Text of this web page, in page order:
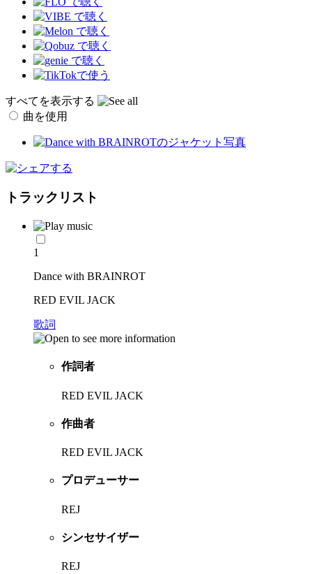
すべてを表示する
曲を使用
トラックリスト
1
Dance with BRAINROT
RED EVIL JACK
歌詞
作詞者
RED EVIL JACK
作曲者
RED EVIL JACK
プロデューサー
REJ
シンセサイザー
REJ